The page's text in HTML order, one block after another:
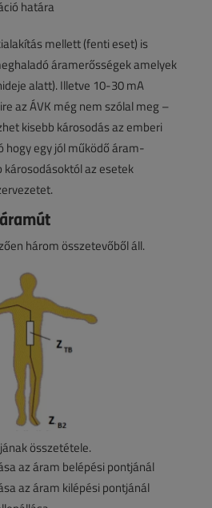
határa
mellett (fenti eset) is
áramerősségek amelyek
alatt). Illetve 10-30 mA
az ÁVK még nem szólal meg –
kisebb károsodás az emberi
hogy egy jól működő áram-
az esetek
három összetevőből áll.
összetétele.
az áram belépési pontjánál
az áram kilépési pontjánál